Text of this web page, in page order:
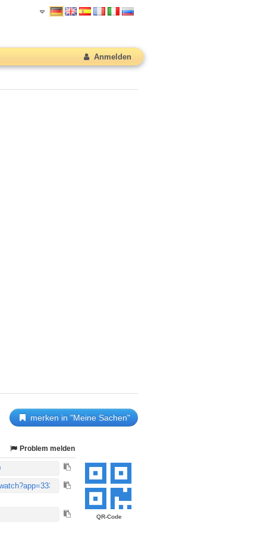
Anmelden
merken in "Meine Sachen"
QR-Code
Problem melden